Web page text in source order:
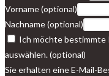
Vorname(optional)
Nachname(optional)
Ich möchte
auswählen.(optional)
Sie erhalten eine E-Mail-